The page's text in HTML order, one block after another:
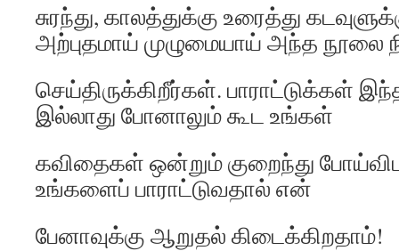
சுரந்து, காலத்துக்கு உரைத்து
அற்புதமாய் முழுமையாய் அந்த நூலை
செய்திருக்கிறீர்கள். பாராட்டுக்கள்
இல்லாது போனாலும் கூட உங்கள்
கவிதைகள் ஒன்றும் குறைந்து
உங்களைப் பாராட்டுவதால் என்
பேனாவுக்கு ஆறுதல் கிடைக்கிறதாம்!